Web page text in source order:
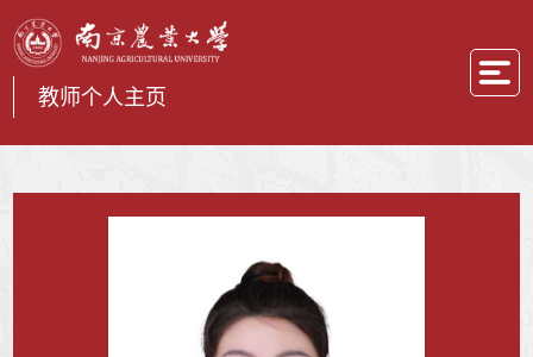
教师个人主页